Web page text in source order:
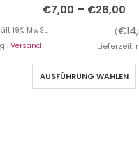
€7,00 – €26,00
19% MwSt. (€
Versand
AUSFÜHRUNG WÄHLEN